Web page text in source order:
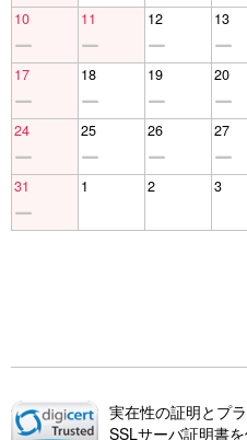
10 11 12 13
17 18 19 20
24 25 26 27
31 1 2 3
実在性の証明とプ
SSLサーバ証明書